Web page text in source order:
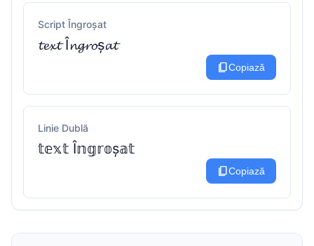
Script Îngroșat
𝓽𝓮𝔁𝓽 Î𝓷𝓰𝓻𝓸ș𝓪𝓽
content_copyCopiază
Linie Dublă
𝕥𝕖𝕩𝕥 Î𝕟𝕘𝕣𝕠ș𝕒𝕥
content_copyCopiază